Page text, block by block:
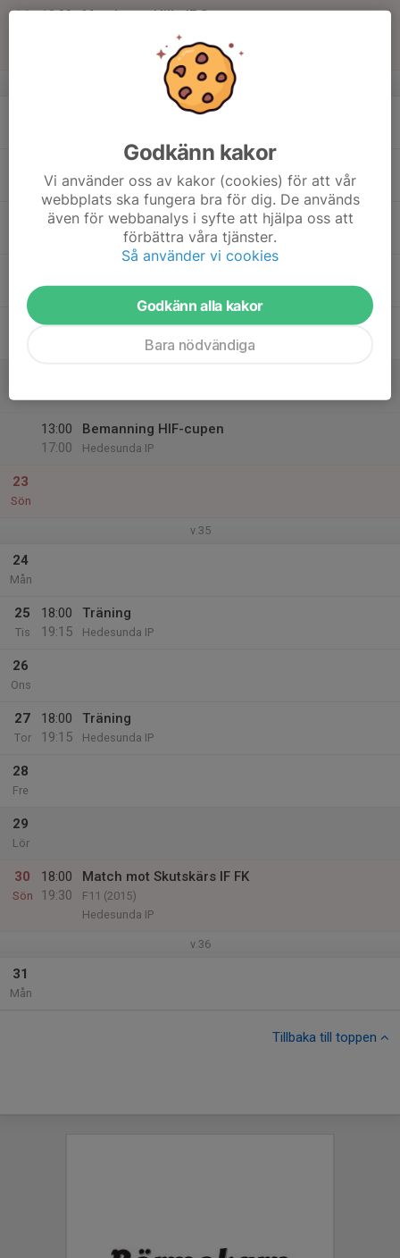
16
12:00
Match mot Hille IF Svart
v.34
19:15
Träning
Hedesunda IP
Tor
19:15
Hedesunda IP
13:00
17:00
Bemanning HIF-cupen
Hedesunda IP
23
Sön
v.35
24
Mån
25
Tis
18:00
19:15
Träning
Hedesunda IP
26
Ons
27
Tor
18:00
19:15
Träning
Hedesunda IP
28
Fre
29
Lör
30
Sön
18:00
19:30
Match mot Skutskärs IF FK
F11 (2015)
Hedesunda IP
v.36
31
Mån
Tillbaka till toppen
Godkänn kakor
Vi använder oss av kakor (cookies) för att vår
webbplats ska fungera bra för dig. De används
även för webbanalys i syfte att hjälpa oss att
förbättra våra tjänster.
Så använder vi cookies
Godkänn alla kakor
Bara nödvändiga